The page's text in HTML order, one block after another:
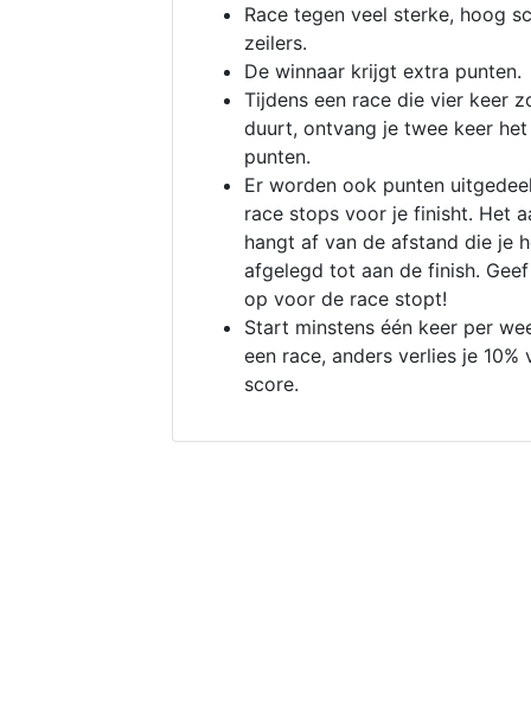
Race tegen veel sterke, hoog
zeilers.
De winnaar krijgt extra punten.
Tijdens een race die vier keer
duurt, ontvang je twee keer
punten.
Er worden ook punten
race stops voor je finisht. Het
hangt af van de afstand die je
afgelegd tot aan de finish.
op voor de race stopt!
Start minstens één keer per
een race, anders verlies je 10%
score.